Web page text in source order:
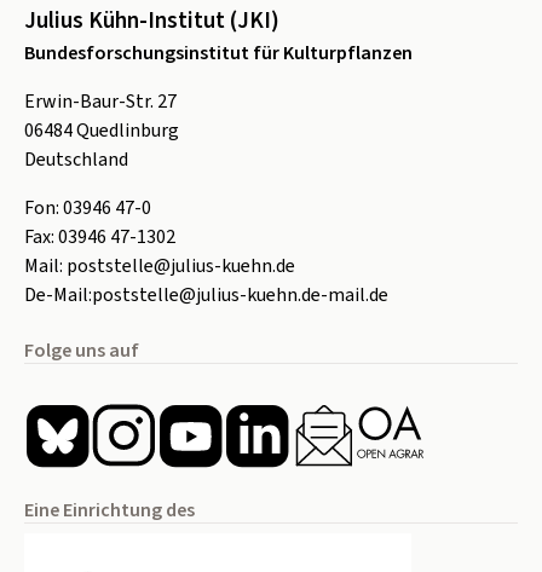
Julius Kühn-Institut (JKI)
Bundesforschungsinstitut für Kulturpflanzen
Erwin-Baur-Str. 27
06484Quedlinburg
Deutschland
Fon:03946 47-0
Fax:03946 47-1302
Mail: poststelle@julius-kuehn.de
De-Mail:poststelle@julius-kuehn.de-mail.de
Folge uns auf
Eine Einrichtung des